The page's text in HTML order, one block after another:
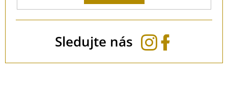
Sledujte nás